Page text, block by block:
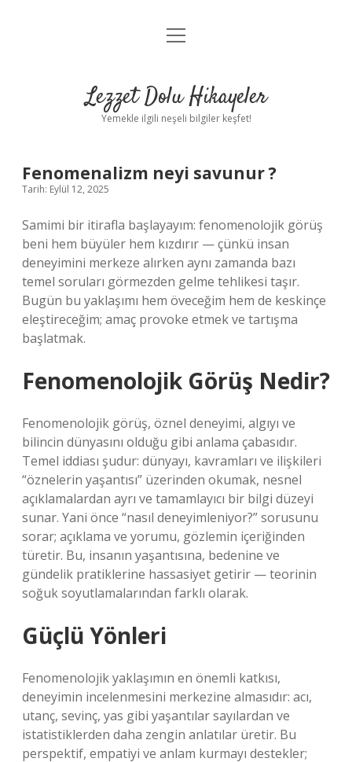
Anasayfa
Yasal Uyarı
menüyü
Lezzet Dolu Hikayeler
Yemekle ilgili neşeli bilgiler keşfet!
Fenomenalizm neyi savunur ?
Tarih: Eylül 12, 2025
Samimi bir itirafla başlayayım: fenomenolojik görüş
beni hem büyüler hem kızdırır — çünkü insan
deneyimini merkeze alırken aynı zamanda bazı
temel soruları görmezden gelme tehlikesi taşır.
Bugün bu yaklaşımı hem öveceğim hem de keskinçe
eleştireceğim; amaç provoke etmek ve tartışma
başlatmak.
Fenomenolojik Görüş Nedir?
Fenomenolojik görüş, öznel deneyimi, algıyı ve
bilincin dünyasını olduğu gibi anlama çabasıdır.
Temel iddiası şudur: dünyayı, kavramları ve ilişkileri
“öznelerin yaşantısı” üzerinden okumak, nesnel
açıklamalardan ayrı ve tamamlayıcı bir bilgi düzeyi
sunar. Yani önce “nasıl deneyimleniyor?” sorusunu
sorar; açıklama ve yorumu, gözlemin içeriğinden
türetir. Bu, insanın yaşantısına, bedenine ve
gündelik pratiklerine hassasiyet getirir — teorinin
soğuk soyutlamalarından farklı olarak.
Güçlü Yönleri
Fenomenolojik yaklaşımın en önemli katkısı,
deneyimin incelenmesini merkezine almasıdır: acı,
utanç, sevinç, yas gibi yaşantılar sayılardan ve
istatistiklerden daha zengin anlatılar üretir. Bu
perspektif, empatiyi ve anlam kurmayı destekler;